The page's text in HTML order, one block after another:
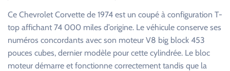
Ce Chevrolet Corvette de 1974 est un coupé à configuration T-
top affichant 74 000 miles d’origine. Le véhicule conserve ses
numéros concordants avec son moteur V8 big block 453
pouces cubes, dernier modèle pour cette cylindrée. Le bloc
moteur démarre et fonctionne correctement tandis que la